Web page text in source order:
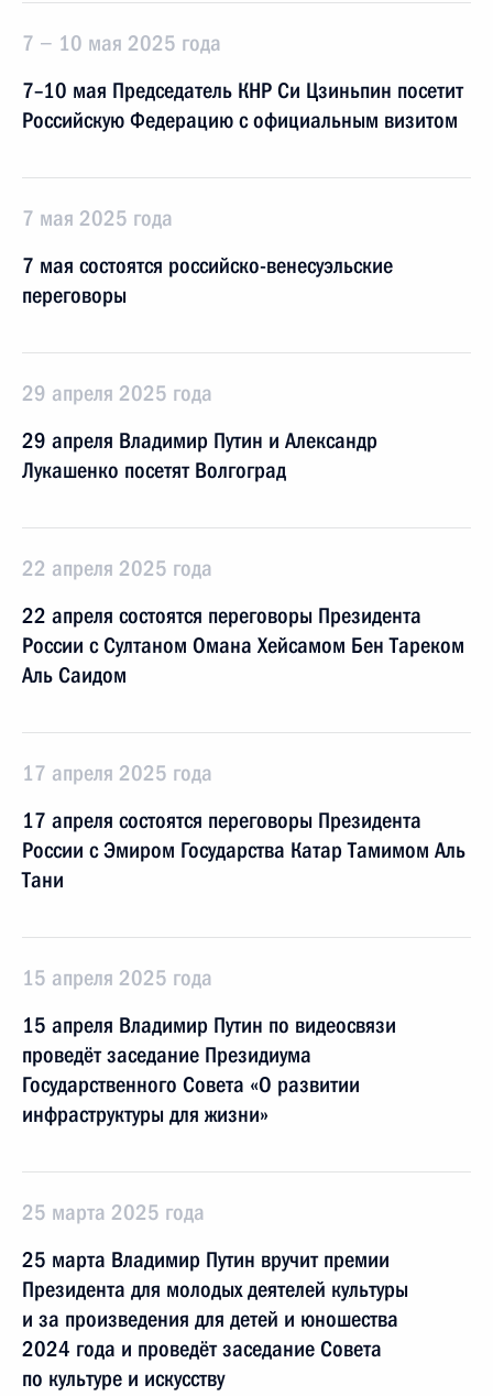
7 − 10 мая 2025 года
7–10 мая Председатель КНР Си Цзиньпин посетит
Российскую Федерацию с официальным визитом
7 мая 2025 года
7 мая состоятся российско-венесуэльские
переговоры
29 апреля 2025 года
29 апреля Владимир Путин и Александр
Лукашенко посетят Волгоград
22 апреля 2025 года
22 апреля состоятся переговоры Президента
России с Султаном Омана Хейсамом Бен Тареком
Аль Саидом
17 апреля 2025 года
17 апреля состоятся переговоры Президента
России с Эмиром Государства Катар Тамимом Аль
Тани
15 апреля 2025 года
15 апреля Владимир Путин по видеосвязи
проведёт заседание Президиума
Государственного Совета «О развитии
инфраструктуры для жизни»
25 марта 2025 года
25 марта Владимир Путин вручит премии
Президента для молодых деятелей культуры
и за произведения для детей и юношества
2024 года и проведёт заседание Совета
по культуре и искусству